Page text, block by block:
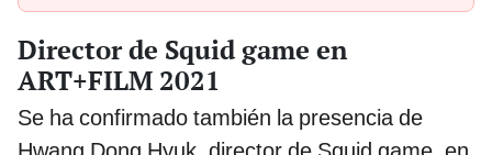
Director de Squid game en
ART+FILM 2021
Se ha confirmado también la presencia de